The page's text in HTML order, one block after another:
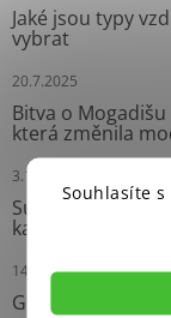
Souhlasíte
Jaké jsou typy
vybrat
20.7.2025
Bitva o Mogadišu
která změnila
3.10.2024
Survival
každého
14.9.2024
Grease Gun: